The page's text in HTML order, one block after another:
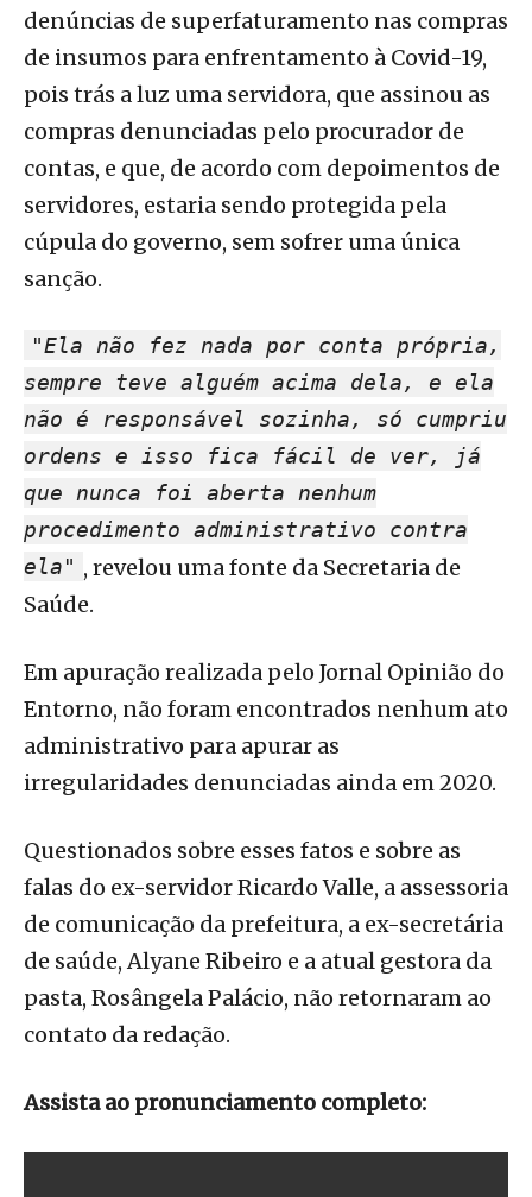
denúncias de superfaturamento nas compras
de insumos para enfrentamento à Covid-19,
pois trás a luz uma servidora, que assinou as
compras denunciadas pelo procurador de
contas, e que, de acordo com depoimentos de
servidores, estaria sendo protegida pela
cúpula do governo, sem sofrer uma única
sanção.
"Ela não fez nada por conta própria,
sempre teve alguém acima dela, e ela
não é responsável sozinha, só cumpriu
ordens e isso fica fácil de ver, já
que nunca foi aberta nenhum
procedimento administrativo contra
ela" , revelou uma fonte da Secretaria de
Saúde.
Em apuração realizada pelo Jornal Opinião do
Entorno, não foram encontrados nenhum ato
administrativo para apurar as
irregularidades denunciadas ainda em 2020.
Questionados sobre esses fatos e sobre as
falas do ex-servidor Ricardo Valle, a assessoria
de comunicação da prefeitura, a ex-secretária
de saúde, Alyane Ribeiro e a atual gestora da
pasta, Rosângela Palácio, não retornaram ao
contato da redação.
Assista ao pronunciamento completo: